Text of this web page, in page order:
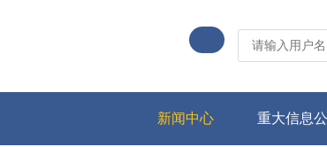
新闻中心 重大信息